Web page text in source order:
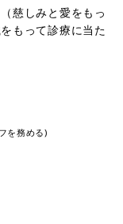
慈しみと愛をもっ
もって診療に当た
を務める)